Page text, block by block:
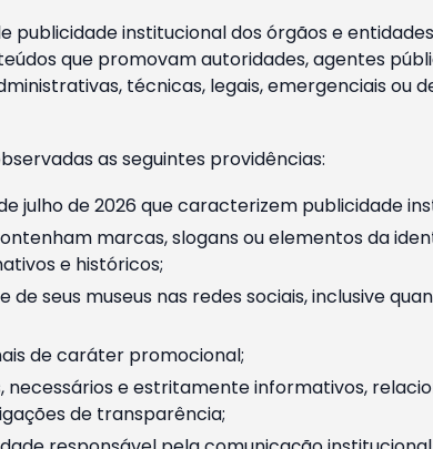
publicidade institucional dos órgãos e
que promovam autoridades, agentes
técnicas, legais, emergenciais ou
as seguintes providências:
de 2026 que caracterizem publicidade
marcas, slogans ou elementos da
e históricos;
seus museus nas redes sociais, inclusive
de caráter promocional;
e estritamente informativos,
de transparência;